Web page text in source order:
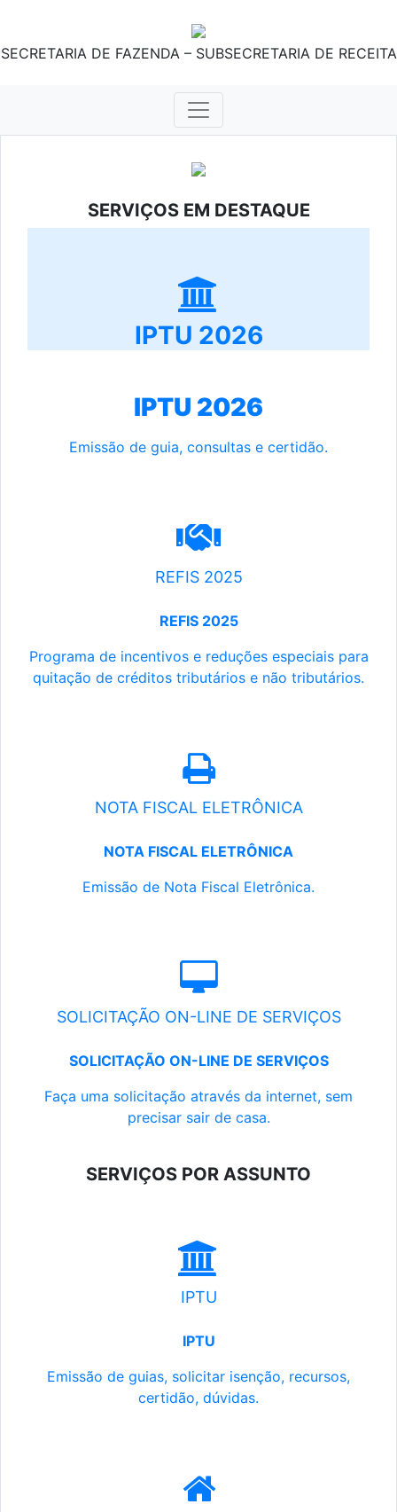
SECRETARIA DE FAZENDA – SUBSECRETARIA DE RECEITA
SERVIÇOS EM DESTAQUE
IPTU 2026
IPTU 2026
Emissão de guia, consultas e certidão.
REFIS 2025
REFIS 2025
Programa de incentivos e reduções especiais para
quitação de créditos tributários e não tributários.
NOTA FISCAL ELETRÔNICA
NOTA FISCAL ELETRÔNICA
Emissão de Nota Fiscal Eletrônica.
SOLICITAÇÃO ON-LINE DE SERVIÇOS
SOLICITAÇÃO ON-LINE DE SERVIÇOS
Faça uma solicitação através da internet, sem
precisar sair de casa.
SERVIÇOS POR ASSUNTO
IPTU
IPTU
Emissão de guias, solicitar isenção, recursos,
certidão, dúvidas.